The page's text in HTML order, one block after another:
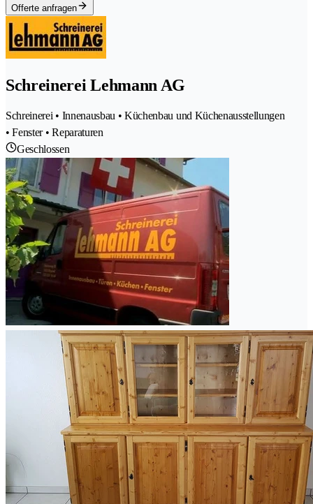
Offerte anfragen
Schreinerei Lehmann AG
Schreinerei • Innenausbau • Küchenbau und Küchenausstellungen
• Fenster • Reparaturen
Geschlossen